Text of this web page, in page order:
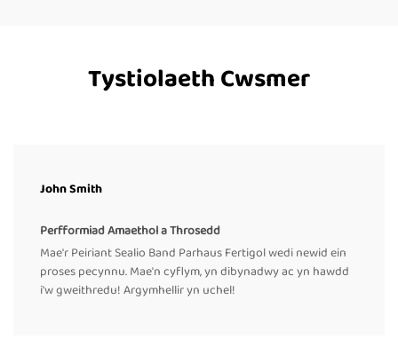
Tystiolaeth Cwsmer
John Smith
Perfformiad Amaethol a Throsedd
Mae'r Peiriant Sealio Band Parhaus Fertigol wedi newid ein
proses pecynnu. Mae'n cyflym, yn dibynadwy ac yn hawdd
i'w gweithredu! Argymhellir yn uchel!